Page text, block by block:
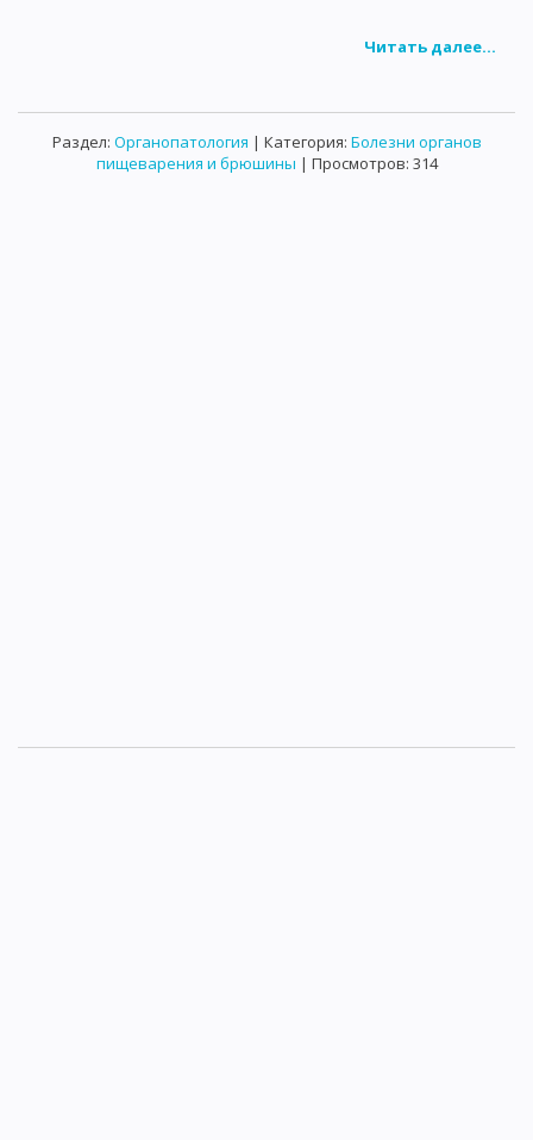
Читать далее...
Раздел: Органопатология | Категория: Болезни органов
пищеварения и брюшины | Просмотров: 314